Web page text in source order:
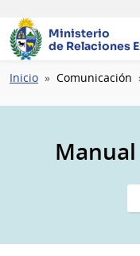
Ministerio
de Relaciones
Ruta
navegación
Inicio Comunicación